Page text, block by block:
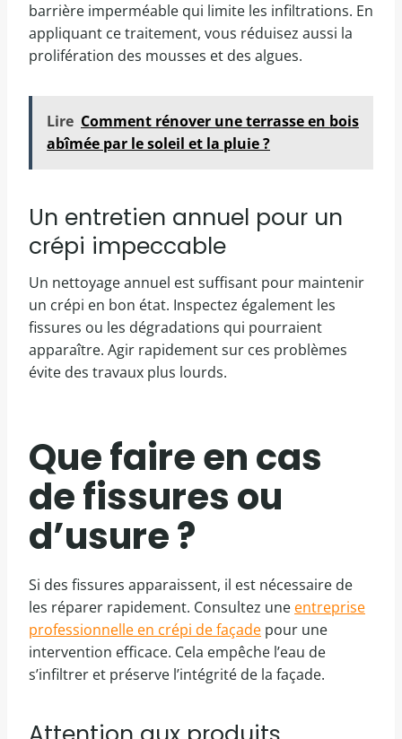
barrière imperméable qui limite les infiltrations. En
appliquant ce traitement, vous réduisez aussi la
prolifération des mousses et des algues.
Lire Comment rénover une terrasse en bois
abîmée par le soleil et la pluie ?
Un entretien annuel pour un
crépi impeccable
Un nettoyage annuel est suffisant pour maintenir
un crépi en bon état. Inspectez également les
fissures ou les dégradations qui pourraient
apparaître. Agir rapidement sur ces problèmes
évite des travaux plus lourds.
Que faire en cas
de fissures ou
d’usure ?
Si des fissures apparaissent, il est nécessaire de
les réparer rapidement. Consultez une entreprise
professionnelle en crépi de façade pour une
intervention efficace. Cela empêche l’eau de
s’infiltrer et préserve l’intégrité de la façade.